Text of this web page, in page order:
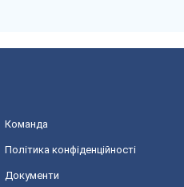
Команда
Політика конфіденційності
Документи